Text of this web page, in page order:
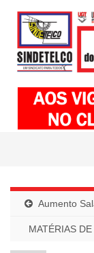
Aumento
MATÉRIAS